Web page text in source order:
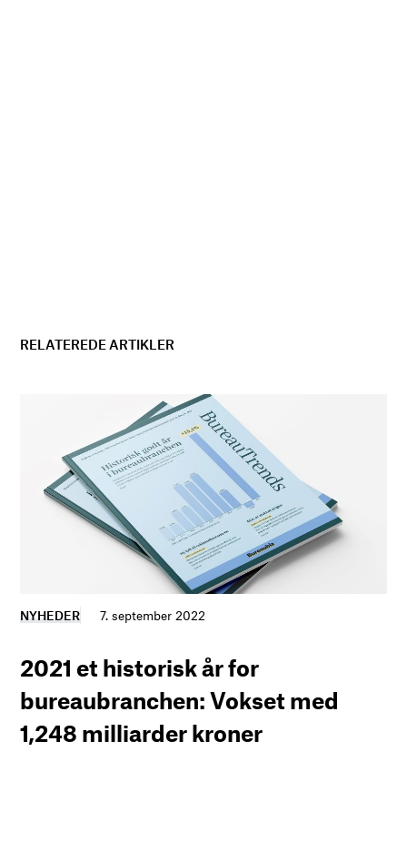
RELATEREDE ARTIKLER
NYHEDER 7. september 2022
2021 et historisk år for
bureaubranchen: Vokset med
1,248 milliarder kroner